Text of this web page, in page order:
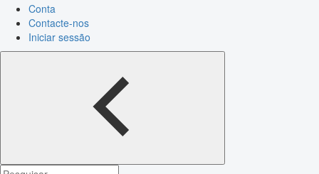
Conta
Contacte-nos
Iniciar sessão